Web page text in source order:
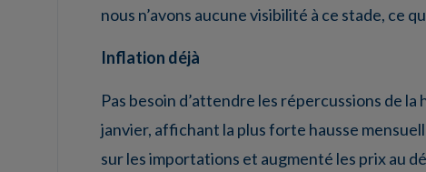
nous n’avons aucune visibilité à ce stade, ce
Inflation déjà
Pas besoin d’attendre les répercussions de
janvier, affichant la plus forte hausse
sur les importations et augmenté les prix au